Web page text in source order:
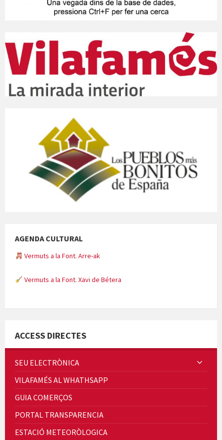
AGENDA CULTURAL
Vermuts a la Font. Arre-ak
Vermuts a la Font. Xavi de Bétera
Quintà Culroja
ACCESS DIRECTES
SEU ELECTRÒNICA
VILAFAMÉS AL WHATHSAPP
GUIA COMERÇOS
PORTAL TRANSPARENCIA
ESTACIÓ METEORÒLOGICA